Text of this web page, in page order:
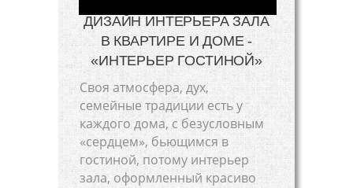
ДИЗАЙН ИНТЕРЬЕРА ЗАЛА
В КВАРТИРЕ И ДОМЕ -
«ИНТЕРЬЕР ГОСТИНОЙ»
Своя атмосфера, дух,
семейные традиции есть у
каждого дома, с безусловным
«сердцем», бьющимся в
гостиной, потому интерьер
зала, оформленный красиво